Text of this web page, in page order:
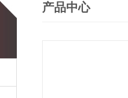
产品中心